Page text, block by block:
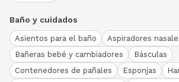
Baño y cuidados
Asientos para el baño
Aspiradores
Bañeras bebé y cambiadores
Básculas
Contenedores de pañales
Esponjas